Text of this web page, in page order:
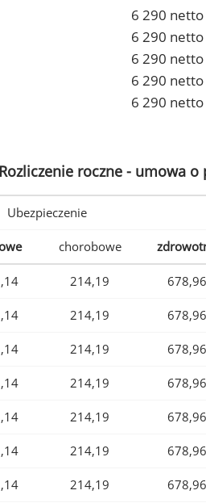
6 290
6 290
6 290
6 290
6 290
Rozliczenie roczne - umowa o
Ubezpieczenie
chorobowe
214,19 678,96
214,19 678,96
214,19 678,96
214,19 678,96
214,19 678,96
214,19 678,96
214,19 678,96